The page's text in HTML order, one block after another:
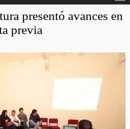
presentó avances en
previa